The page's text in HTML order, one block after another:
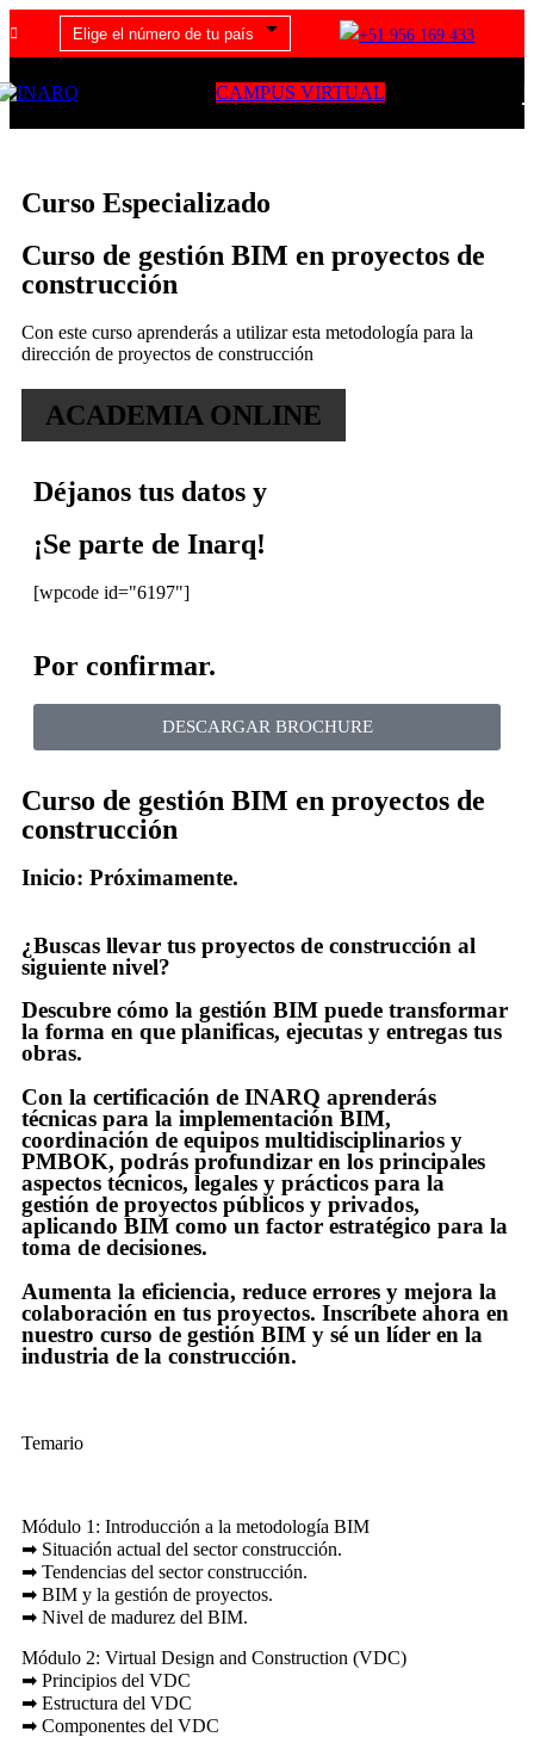
+51 956 169 433
CAMPUS VIRTUAL
Curso Especializado
Curso de gestión BIM en proyectos de
construcción
Con este curso aprenderás a utilizar esta metodología para la
dirección de proyectos de construcción
ACADEMIA ONLINE
Déjanos tus datos y
¡Se parte de Inarq!
[wpcode id="6197"]
Curso de gestión BIM en proyectos de
construcción
Inicio: Próximamente.
¿Buscas llevar tus proyectos de construcción al
siguiente nivel?
Descubre cómo la gestión BIM puede transformar
la forma en que planificas, ejecutas y entregas tus
obras.
Con la certificación de INARQ aprenderás
técnicas para la implementación BIM,
coordinación de equipos multidisciplinarios y
PMBOK, podrás profundizar en los principales
aspectos técnicos, legales y prácticos para la
gestión de proyectos públicos y privados,
aplicando BIM como un factor estratégico para la
toma de decisiones.
Aumenta la eficiencia, reduce errores y mejora la
colaboración en tus proyectos. Inscríbete ahora en
nuestro curso de gestión BIM y sé un líder en la
industria de la construcción.
Temario
Módulo 1: Introducción a la metodología BIM
➡ Situación actual del sector construcción.
➡ Tendencias del sector construcción.
➡ BIM y la gestión de proyectos.
➡ Nivel de madurez del BIM.
Módulo 2: Virtual Design and Construction (VDC)
➡ Principios del VDC
➡ Estructura del VDC
➡ Componentes del VDC
Por confirmar.
DESCARGAR BROCHURE